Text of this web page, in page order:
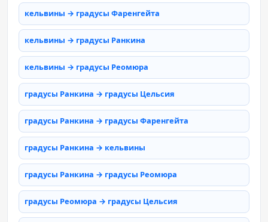
кельвины → градусы Фаренгейта
кельвины → градусы Ранкина
кельвины → градусы Реомюра
градусы Ранкина → градусы Цельсия
градусы Ранкина → градусы Фаренгейта
градусы Ранкина → кельвины
градусы Ранкина → градусы Реомюра
градусы Реомюра → градусы Цельсия